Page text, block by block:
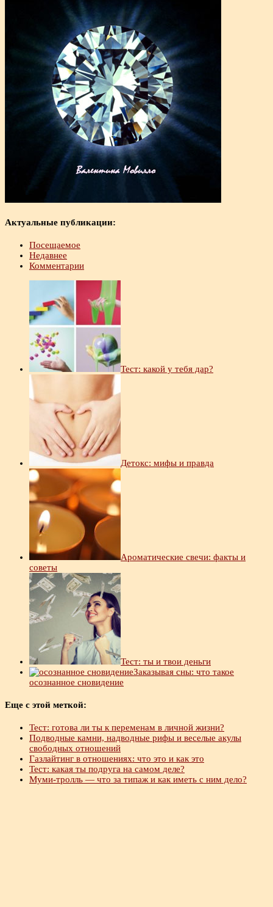
Актуальные публикации:
Посещаемое
Недавнее
Комментарии
Тест: какой у тебя дар?
Детокс: мифы и правда
Ароматические свечи: факты и
советы
Тест: ты и твои деньги
Заказывая сны: что такое
осознанное сновидение
Еще с этой меткой:
Тест: готова ли ты к переменам в личной жизни?
Подводные камни, надводные рифы и веселые акулы
свободных отношений
Газлайтинг в отношениях: что это и как это
Тест: какая ты подруга на самом деле?
Муми-тролль — что за типаж и как иметь с ним дело?